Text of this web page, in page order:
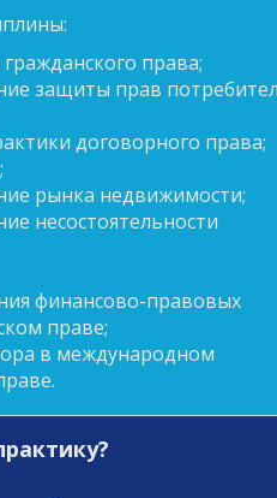
права;
защиты прав
договорного права;
рынка недвижимости;
несостоятельности
финансово-правовых
праве;
в международном